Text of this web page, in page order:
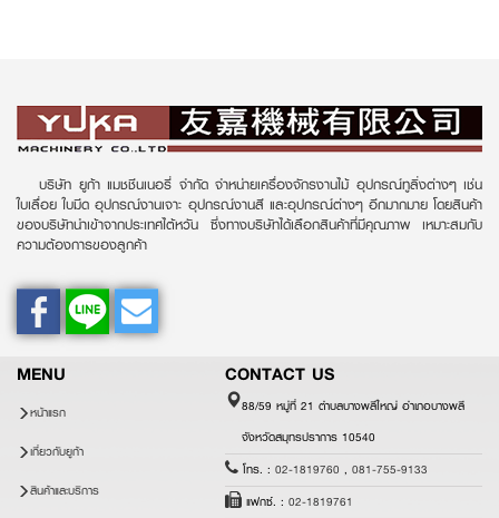
บริษัท ยูก้า แมชชีนเนอรี่ จำกัด จำหน่ายเครื่องจักรงานไม้ อุปกรณ์ทูลิ่งต่างๆ เช่น
ใบเลื่อย ใบมีด อุปกรณ์งานเจาะ อุปกรณ์งานสี และอุปกรณ์ต่างๆ อีกมากมาย โดยสินค้า
ของบริษัทนำเข้าจากประเทศไต้หวัน ซึ่งทางบริษัทได้เลือกสินค้าที่มีคุณภาพ เหมาะสมกับ
ความต้องการของลูกค้า
MENU
หน้าแรก
เกี่ยวกับยูก้า
สินค้าและบริการ
CONTACT US
88/59 หมู่ที่ 21 ตำบลบางพลีใหญ่ อำเภอบางพลี
จังหวัดสมุทรปราการ 10540
โทร. : 02-1819760 , 081-755-9133
แฟกซ์. : 02-1819761